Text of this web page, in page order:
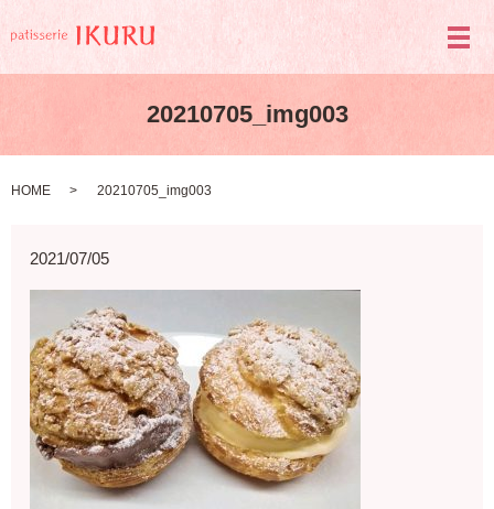
メ
20210705_img003
HOME 20210705_img003
2021/07/05